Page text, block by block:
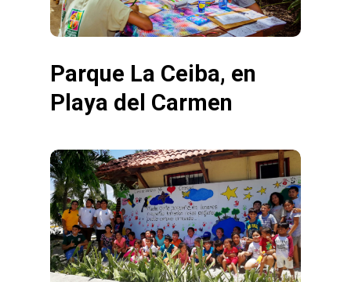
Parque La Ceiba, en
Playa del Carmen